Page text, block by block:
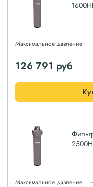
Максимальное давление
126 791 руб
Максимальное давление